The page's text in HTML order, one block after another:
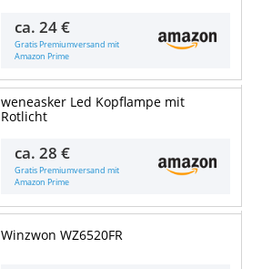
ca.24 €
Gratis Premiumversand mit
Amazon Prime
weneasker Led Kopflampe mit
Rotlicht
ca.28 €
Gratis Premiumversand mit
Amazon Prime
Winzwon WZ6520FR